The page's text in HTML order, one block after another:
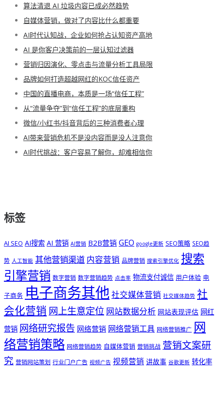
算法清退 AI 垃圾内容已成必然趋势
自媒体营销，做对了内容比什么都重要
AI时代认知战，企业如何抢占认知资产高地
AI 是你客户决策前的一层认知过滤器
营销归因演化、零点击与流量分析工具局限
品牌如何打造超越网红的KOC信任资产
中国的直播电商，本质是一场“信任工程”
从“流量争夺”到“信任工程”的底层重构
微信/小红书/抖音背后的三种消费者心理
AI带来营销危机不是没内容而是没人注意你
AI时代挑战：客户容易了解你，却难相信你
标签
AI SEO AI搜索 AI 营销 AI营销 B2B营销 GEO google更新 SEO策略 SEO趋
势 人工智能 其他营销渠道 内容营销 品牌营销 搜索引擎优化 搜索
引擎营销 数字营销 数字营销趋势 点击率 物流支付诚信 用户体验 电
子商务 电子商务其他社交媒体营销 社交媒体趋势 社
会化营销 网上生意定位 网站数据分析 网站表现评估 网红
营销 网络研究报告 网络营销 网络营销工具 网络营销推广 网
络营销策略 网络营销趋势 自媒体营销 营销挑战 营销文案研
究 营销网站策划 行业门户广告 视频广告 视频营销 讲故事 谷歌更新 转化率